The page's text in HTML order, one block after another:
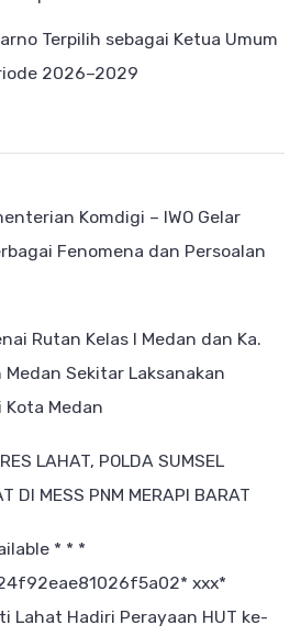
Terpilih sebagai Ketua Umum
2026–2029
Komdigi – IWO Gelar
Fenomena dan Persoalan
Rutan Kelas I Medan dan Ka.
Sekitar Laksanakan
Medan
LAHAT, POLDA SUMSEL
DI MESS PNM MERAPI BARAT
* * *
ххх*
Lahat Hadiri Perayaan HUT ke-